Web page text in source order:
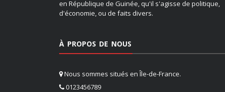
en République de Guinée, qu'il s'agisse de politique,
d'économie, ou de faits divers.
À PROPOS DE NOUS
Nous sommes situés en Île-de-France.
0123456789